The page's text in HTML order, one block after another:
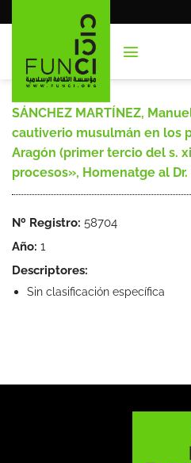
al
SÁNCHEZ MARTÍNEZ,
cautiverio musulmán en los
Aragón (primer tercio del s.
procesos», Homenatge al Dr.
Nº Registro: 58704
Año: 1
Descriptores:
Sin clasificación específica